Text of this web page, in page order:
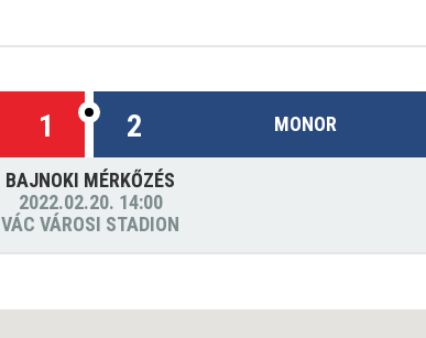
1 2 MONOR
BAJNOKI MÉRKŐZÉS
2022.02.20. 14:00
VÁC VÁROSI STADION